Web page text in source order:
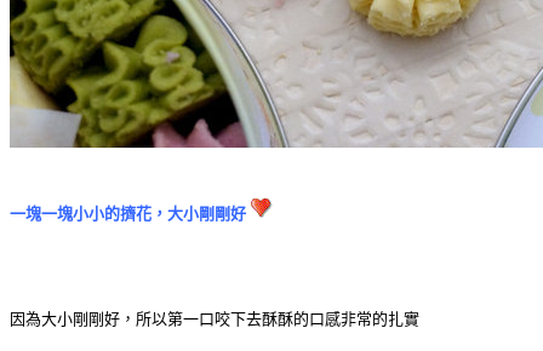
一塊一塊小小的擠花， 大小剛剛好
因為大小剛剛好，所以第一口咬下去酥酥的口感非常的扎實